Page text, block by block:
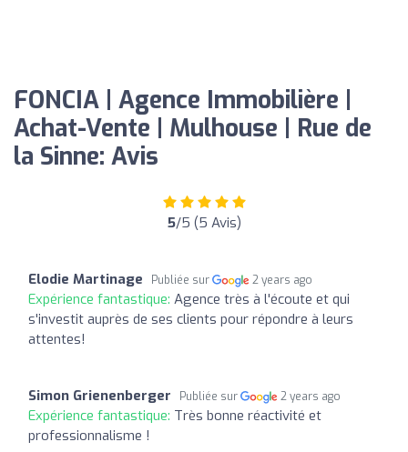
FONCIA | Agence Immobilière |
Achat-Vente | Mulhouse | Rue de
la Sinne: Avis
5/5 (5 Avis)
Elodie Martinage Publiée sur 2 years ago
Expérience fantastique: Agence très à l'écoute et qui
s'investit auprès de ses clients pour répondre à leurs
attentes!
Simon Grienenberger Publiée sur 2 years ago
Expérience fantastique: Très bonne réactivité et
professionnalisme !